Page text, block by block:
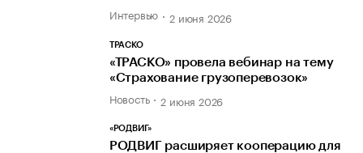
Интервью 2 июня 2026
ТРАСКО
«ТРАСКО» провела вебинар на тему
«Страхование грузоперевозок»
Новость 2 июня 2026
«РОДВИГ»
РОДВИГ расширяет кооперацию для